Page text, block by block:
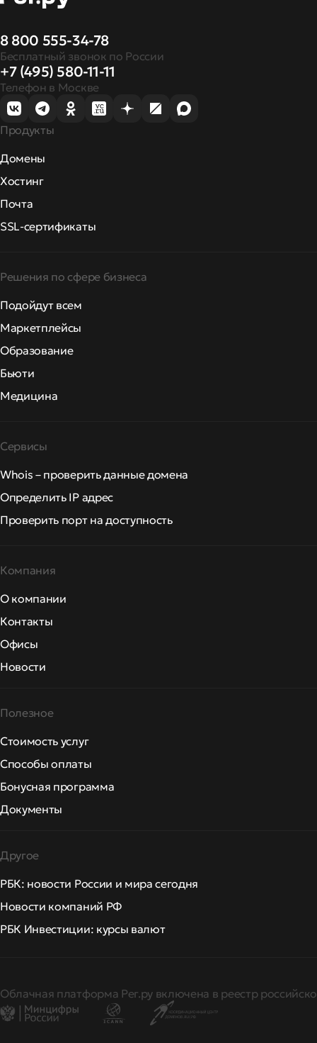
8 800 555-34-78
Бесплатный звонок по России
+7 (495) 580-11-11
Телефон в Москве
Продукты
Домены
Хостинг
Почта
SSL-сертификаты
Решения по сфере бизнеса
Подойдут всем
Маркетплейсы
Образование
Бьюти
Медицина
Сервисы
Whois – проверить данные домена
Определить IP адрес
Проверить порт на доступность
Компания
О компании
Контакты
Офисы
Новости
Полезное
Стоимость услуг
Способы оплаты
Бонусная программа
Документы
Другое
РБК: новости России и мира сегодня
Новости компаний РФ
РБК Инвестиции: курсы валют
Облачная платформа Рег.ру включена в реестр